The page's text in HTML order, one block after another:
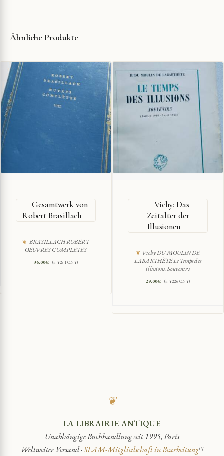
Ähnliche Produkte
Gesamtwerk von
Robert Brasillach
BRASILLACH ROBERT
OEUVRES COMPLETES
36,00€ (≈ ¥281 CNY)
Vichy: Das
Zeitalter der
Illusionen
Vichy DU MOULIN DE
LABARTHÈTE Le Temps des
illusions. Souvenirs
29,00€ (≈ ¥226 CNY)
❦
LA LIBRAIRIE ANTIQUE
Unabhängige Buchhandlung seit 1995, Paris
Weltweiter Versand ·SLAM-Mitgliedschaft in Bearbeitung[*]